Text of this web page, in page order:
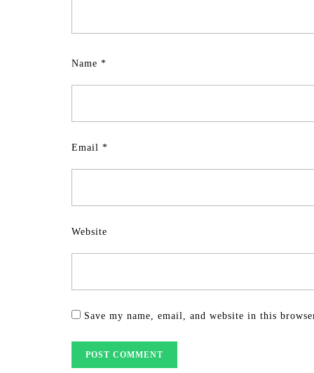
Name *
Email *
Website
Save my name, email, and website in this